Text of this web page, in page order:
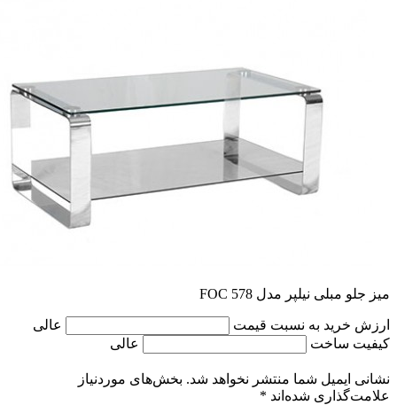
میز جلو مبلی نیلپر مدل FOC 578
ارزش خرید به نسبت قیمت
عالی
کیفیت ساخت
عالی
نشانی ایمیل شما منتشر نخواهد شد. بخش‌های موردنیاز
علامت‌گذاری شده‌اند *